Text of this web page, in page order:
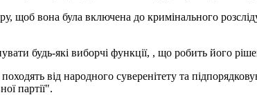
щоб вона була включена до кримінального
будь-які виборчі функції, , що робить його
від народного суверенітету та
партії".